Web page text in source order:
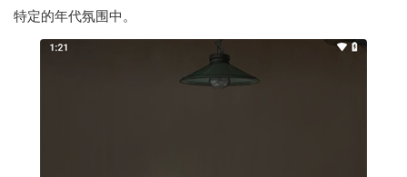
特定的年代氛围中。